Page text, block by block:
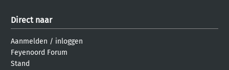
Direct naar
Aanmelden / inloggen
Feyenoord Forum
Stand